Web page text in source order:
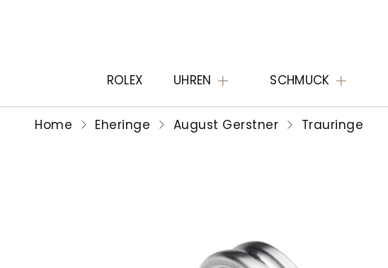
ROLEX UHREN SCHMUCK
Home Eheringe August Gerstner Trauringe